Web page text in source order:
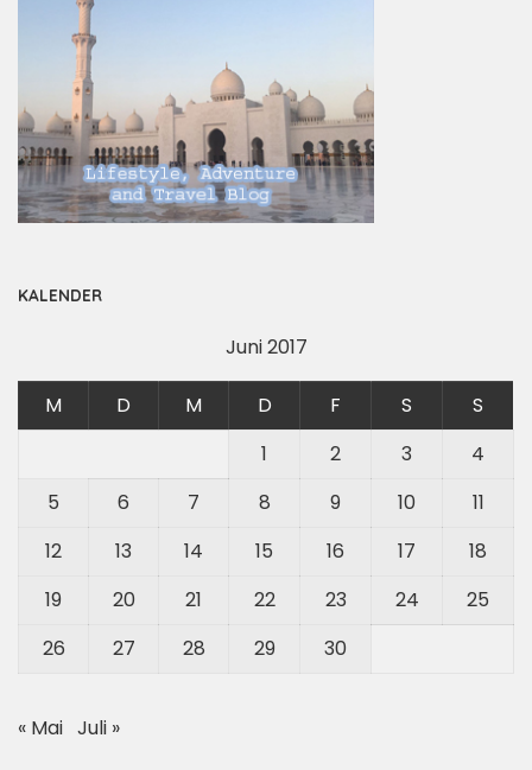
KALENDER
Juni 2017
M D M D F S
S
1
2 3
4
5
6 7 8 9 10
11
12
13 14 15 16 17
18
19
20 21 22 23 24
25
26
27 28 29 30
« Mai Juli »